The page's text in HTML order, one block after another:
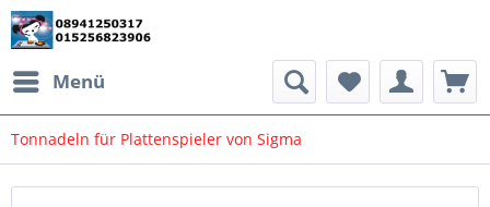
Menü
Tonnadeln für Plattenspieler von Sigma